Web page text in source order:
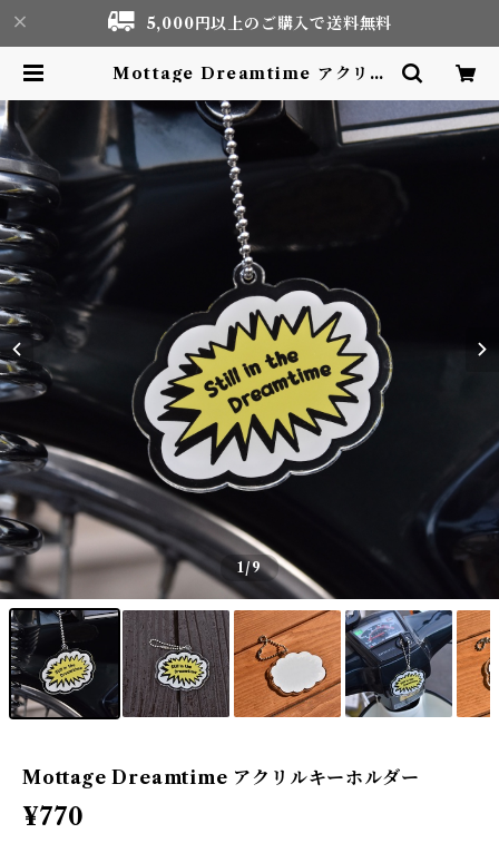
5,000円以上のご購入で送料無料
Mottage Dreamtime アクリル
tdoor Adventure Tourism ge
ar shop
1/9
Mottage Dreamtime アクリルキーホルダー
¥770